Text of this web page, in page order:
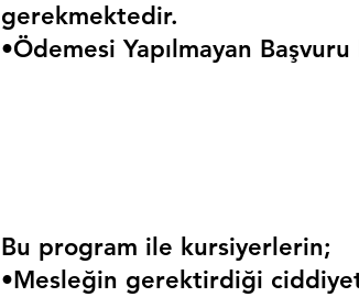
gerekmektedir.
•Ödemesi Yapılmayan
Bu program ile kursiyerlerin;
•Mesleğin gerektirdiği